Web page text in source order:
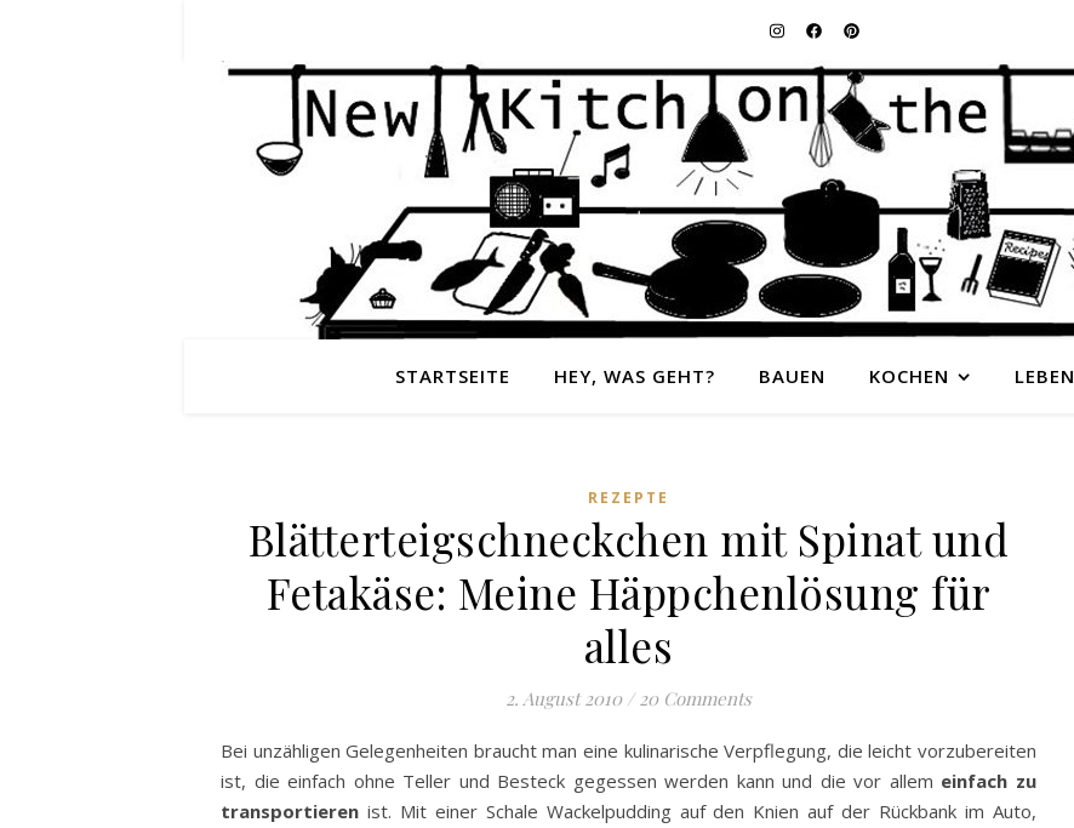
STARTSEITE HEY, WAS GEHT? BAUEN KOCHEN LEBEN
REZEPTE
Blätterteigschneckchen mit Spinat und
Fetakäse: Meine Häppchenlösung für
alles
2. August 2010 / 20 Comments
Bei unzähligen Gelegenheiten braucht man eine kulinarische Verpflegung, die leicht vorzubereiten
ist, die einfach ohne Teller und Besteck gegessen werden kann und die vor allem einfach zu
transportieren ist. Mit einer Schale Wackelpudding auf den Knien auf der Rückbank im Auto,